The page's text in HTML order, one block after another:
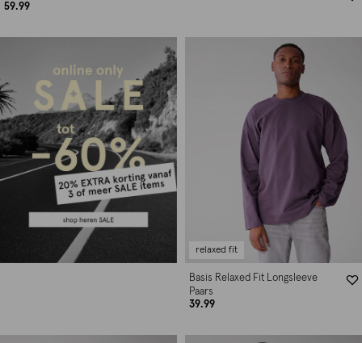
59.99
relaxed fit
Basis Relaxed Fit Longsleeve
Paars
39.99